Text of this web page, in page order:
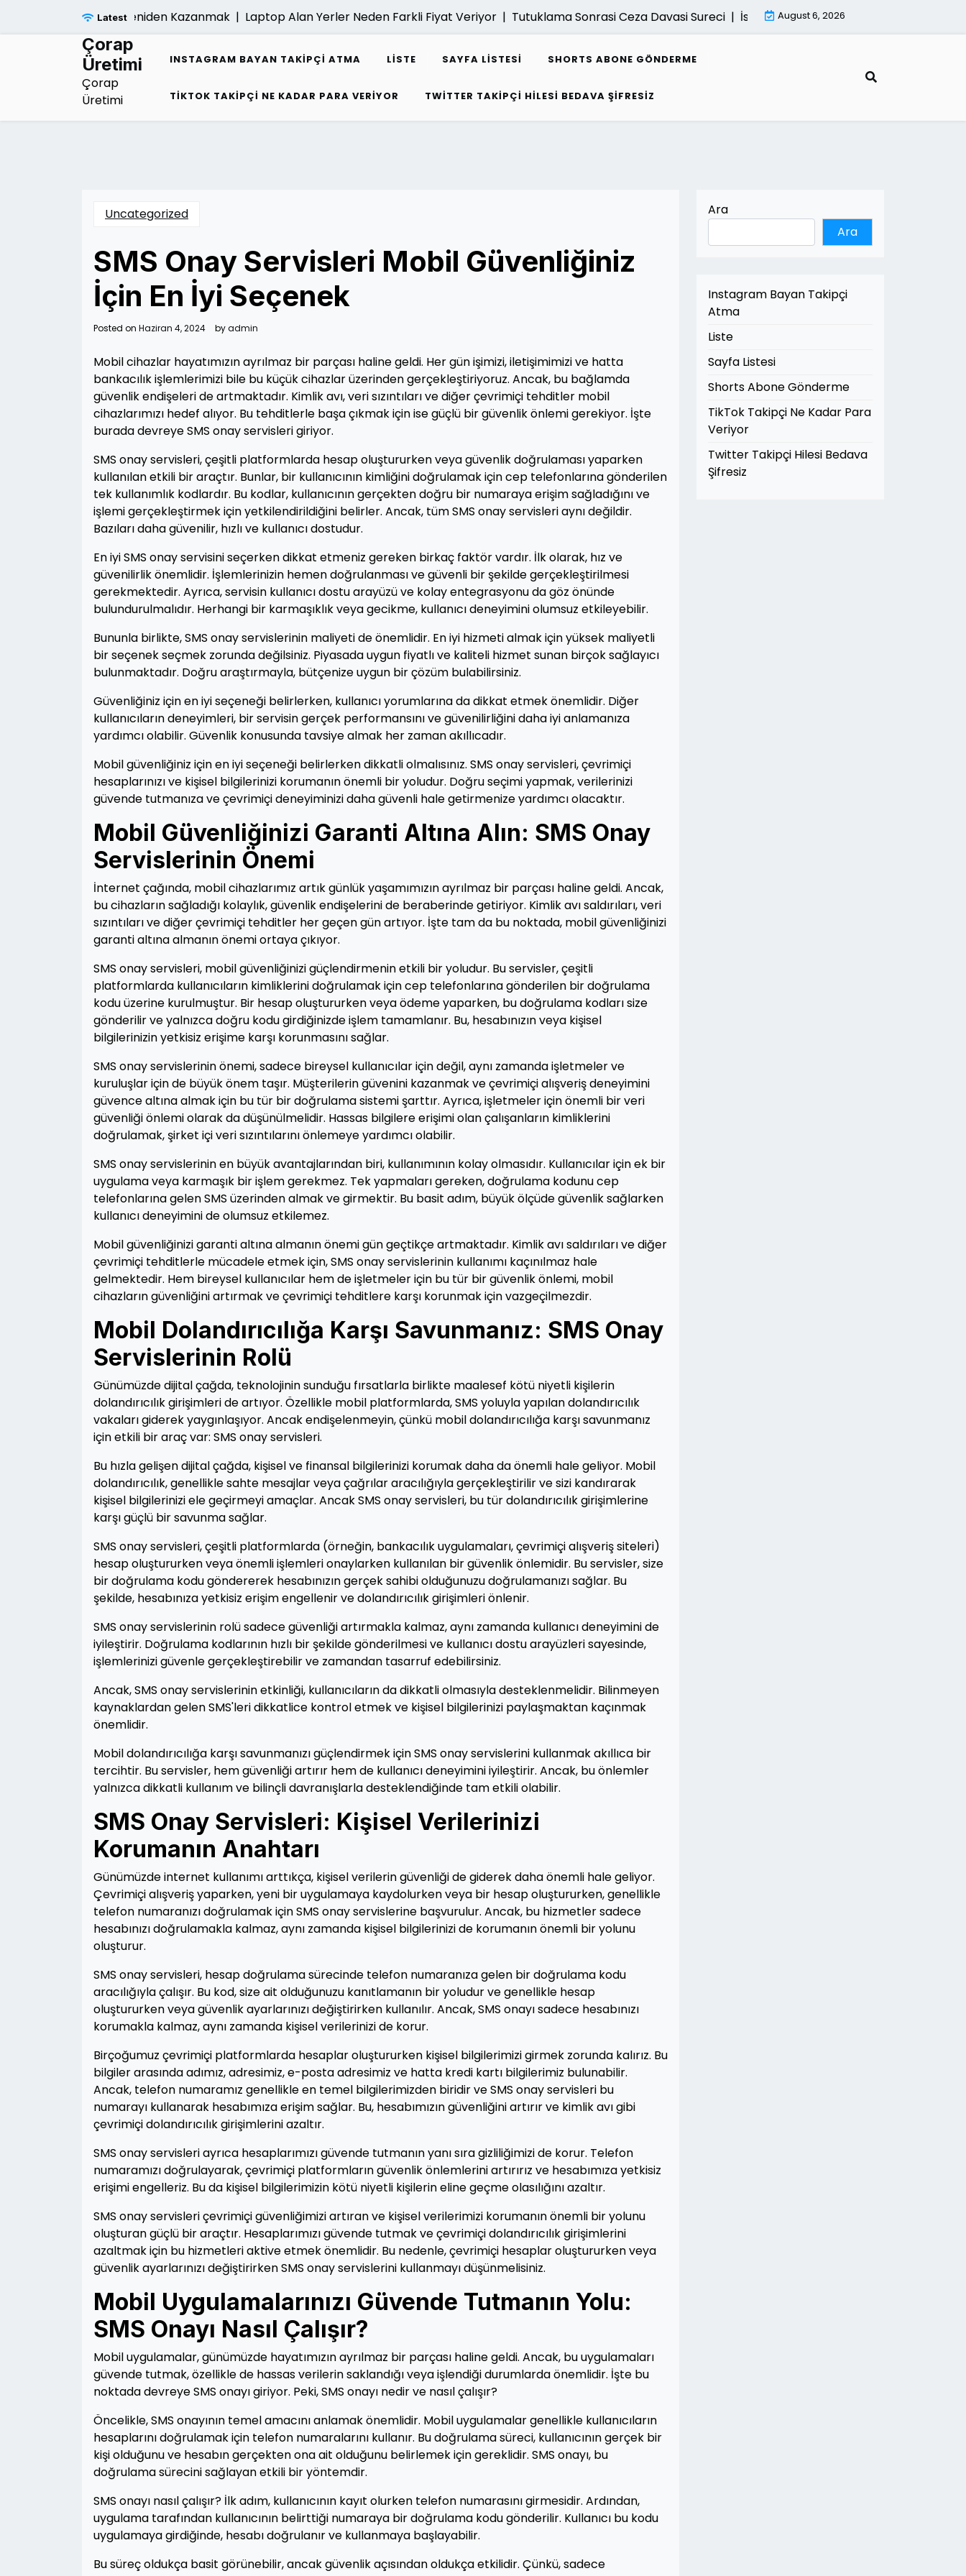
Latest
Sonrasi Umudu Yeniden Kazanmak |Laptop Alan Yerler Neden Farkli Fiyat Veriyor |Tutuklama Sonrasi Ceza Davasi Sureci |İsletmeler İcin Dijital Donusum Rehberi |
August 6, 2026
Çorap
Üretimi
Çorap
Üretimi
INSTAGRAM BAYAN TAKIPÇI ATMA LISTE SAYFA LISTESI SHORTS ABONE GÖNDERME
TIKTOK TAKIPÇI NE KADAR PARA VERIYOR TWITTER TAKIPÇI HILESI BEDAVA ŞIFRESIZ
Uncategorized
SMS Onay Servisleri Mobil Güvenliğiniz
İçin En İyi Seçenek
Posted on Haziran 4, 2024 byadmin
Mobil cihazlar hayatımızın ayrılmaz bir parçası haline geldi. Her gün işimizi, iletişimimizi ve hatta
bankacılık işlemlerimizi bile bu küçük cihazlar üzerinden gerçekleştiriyoruz. Ancak, bu bağlamda
güvenlik endişeleri de artmaktadır. Kimlik avı, veri sızıntıları ve diğer çevrimiçi tehditler mobil
cihazlarımızı hedef alıyor. Bu tehditlerle başa çıkmak için ise güçlü bir güvenlik önlemi gerekiyor. İşte
burada devreye SMS onay servisleri giriyor.
SMS onay servisleri, çeşitli platformlarda hesap oluştururken veya güvenlik doğrulaması yaparken
kullanılan etkili bir araçtır. Bunlar, bir kullanıcının kimliğini doğrulamak için cep telefonlarına gönderilen
tek kullanımlık kodlardır. Bu kodlar, kullanıcının gerçekten doğru bir numaraya erişim sağladığını ve
işlemi gerçekleştirmek için yetkilendirildiğini belirler. Ancak, tüm SMS onay servisleri aynı değildir.
Bazıları daha güvenilir, hızlı ve kullanıcı dostudur.
En iyi SMS onay servisini seçerken dikkat etmeniz gereken birkaç faktör vardır. İlk olarak, hız ve
güvenilirlik önemlidir. İşlemlerinizin hemen doğrulanması ve güvenli bir şekilde gerçekleştirilmesi
gerekmektedir. Ayrıca, servisin kullanıcı dostu arayüzü ve kolay entegrasyonu da göz önünde
bulundurulmalıdır. Herhangi bir karmaşıklık veya gecikme, kullanıcı deneyimini olumsuz etkileyebilir.
Bununla birlikte, SMS onay servislerinin maliyeti de önemlidir. En iyi hizmeti almak için yüksek maliyetli
bir seçenek seçmek zorunda değilsiniz. Piyasada uygun fiyatlı ve kaliteli hizmet sunan birçok sağlayıcı
bulunmaktadır. Doğru araştırmayla, bütçenize uygun bir çözüm bulabilirsiniz.
Güvenliğiniz için en iyi seçeneği belirlerken, kullanıcı yorumlarına da dikkat etmek önemlidir. Diğer
kullanıcıların deneyimleri, bir servisin gerçek performansını ve güvenilirliğini daha iyi anlamanıza
yardımcı olabilir. Güvenlik konusunda tavsiye almak her zaman akıllıcadır.
Mobil güvenliğiniz için en iyi seçeneği belirlerken dikkatli olmalısınız. SMS onay servisleri, çevrimiçi
hesaplarınızı ve kişisel bilgilerinizi korumanın önemli bir yoludur. Doğru seçimi yapmak, verilerinizi
güvende tutmanıza ve çevrimiçi deneyiminizi daha güvenli hale getirmenize yardımcı olacaktır.
Mobil Güvenliğinizi Garanti Altına Alın: SMS Onay
Servislerinin Önemi
İnternet çağında, mobil cihazlarımız artık günlük yaşamımızın ayrılmaz bir parçası haline geldi. Ancak,
bu cihazların sağladığı kolaylık, güvenlik endişelerini de beraberinde getiriyor. Kimlik avı saldırıları, veri
sızıntıları ve diğer çevrimiçi tehditler her geçen gün artıyor. İşte tam da bu noktada, mobil güvenliğinizi
garanti altına almanın önemi ortaya çıkıyor.
SMS onay servisleri, mobil güvenliğinizi güçlendirmenin etkili bir yoludur. Bu servisler, çeşitli
platformlarda kullanıcıların kimliklerini doğrulamak için cep telefonlarına gönderilen bir doğrulama
kodu üzerine kurulmuştur. Bir hesap oluştururken veya ödeme yaparken, bu doğrulama kodları size
gönderilir ve yalnızca doğru kodu girdiğinizde işlem tamamlanır. Bu, hesabınızın veya kişisel
bilgilerinizin yetkisiz erişime karşı korunmasını sağlar.
SMS onay servislerinin önemi, sadece bireysel kullanıcılar için değil, aynı zamanda işletmeler ve
kuruluşlar için de büyük önem taşır. Müşterilerin güvenini kazanmak ve çevrimiçi alışveriş deneyimini
güvence altına almak için bu tür bir doğrulama sistemi şarttır. Ayrıca, işletmeler için önemli bir veri
güvenliği önlemi olarak da düşünülmelidir. Hassas bilgilere erişimi olan çalışanların kimliklerini
doğrulamak, şirket içi veri sızıntılarını önlemeye yardımcı olabilir.
SMS onay servislerinin en büyük avantajlarından biri, kullanımının kolay olmasıdır. Kullanıcılar için ek bir
uygulama veya karmaşık bir işlem gerekmez. Tek yapmaları gereken, doğrulama kodunu cep
telefonlarına gelen SMS üzerinden almak ve girmektir. Bu basit adım, büyük ölçüde güvenlik sağlarken
kullanıcı deneyimini de olumsuz etkilemez.
Mobil güvenliğinizi garanti altına almanın önemi gün geçtikçe artmaktadır. Kimlik avı saldırıları ve diğer
çevrimiçi tehditlerle mücadele etmek için, SMS onay servislerinin kullanımı kaçınılmaz hale
gelmektedir. Hem bireysel kullanıcılar hem de işletmeler için bu tür bir güvenlik önlemi, mobil
cihazların güvenliğini artırmak ve çevrimiçi tehditlere karşı korunmak için vazgeçilmezdir.
Mobil Dolandırıcılığa Karşı Savunmanız: SMS Onay
Servislerinin Rolü
Günümüzde dijital çağda, teknolojinin sunduğu fırsatlarla birlikte maalesef kötü niyetli kişilerin
dolandırıcılık girişimleri de artıyor. Özellikle mobil platformlarda, SMS yoluyla yapılan dolandırıcılık
vakaları giderek yaygınlaşıyor. Ancak endişelenmeyin, çünkü mobil dolandırıcılığa karşı savunmanız
için etkili bir araç var: SMS onay servisleri.
Bu hızla gelişen dijital çağda, kişisel ve finansal bilgilerinizi korumak daha da önemli hale geliyor. Mobil
dolandırıcılık, genellikle sahte mesajlar veya çağrılar aracılığıyla gerçekleştirilir ve sizi kandırarak
kişisel bilgilerinizi ele geçirmeyi amaçlar. Ancak SMS onay servisleri, bu tür dolandırıcılık girişimlerine
karşı güçlü bir savunma sağlar.
SMS onay servisleri, çeşitli platformlarda (örneğin, bankacılık uygulamaları, çevrimiçi alışveriş siteleri)
hesap oluştururken veya önemli işlemleri onaylarken kullanılan bir güvenlik önlemidir. Bu servisler, size
bir doğrulama kodu göndererek hesabınızın gerçek sahibi olduğunuzu doğrulamanızı sağlar. Bu
şekilde, hesabınıza yetkisiz erişim engellenir ve dolandırıcılık girişimleri önlenir.
SMS onay servislerinin rolü sadece güvenliği artırmakla kalmaz, aynı zamanda kullanıcı deneyimini de
iyileştirir. Doğrulama kodlarının hızlı bir şekilde gönderilmesi ve kullanıcı dostu arayüzleri sayesinde,
işlemlerinizi güvenle gerçekleştirebilir ve zamandan tasarruf edebilirsiniz.
Ancak, SMS onay servislerinin etkinliği, kullanıcıların da dikkatli olmasıyla desteklenmelidir. Bilinmeyen
kaynaklardan gelen SMS'leri dikkatlice kontrol etmek ve kişisel bilgilerinizi paylaşmaktan kaçınmak
önemlidir.
Mobil dolandırıcılığa karşı savunmanızı güçlendirmek için SMS onay servislerini kullanmak akıllıca bir
tercihtir. Bu servisler, hem güvenliği artırır hem de kullanıcı deneyimini iyileştirir. Ancak, bu önlemler
yalnızca dikkatli kullanım ve bilinçli davranışlarla desteklendiğinde tam etkili olabilir.
SMS Onay Servisleri: Kişisel Verilerinizi
Korumanın Anahtarı
Günümüzde internet kullanımı arttıkça, kişisel verilerin güvenliği de giderek daha önemli hale geliyor.
Çevrimiçi alışveriş yaparken, yeni bir uygulamaya kaydolurken veya bir hesap oluştururken, genellikle
telefon numaranızı doğrulamak için SMS onay servislerine başvurulur. Ancak, bu hizmetler sadece
hesabınızı doğrulamakla kalmaz, aynı zamanda kişisel bilgilerinizi de korumanın önemli bir yolunu
oluşturur.
SMS onay servisleri, hesap doğrulama sürecinde telefon numaranıza gelen bir doğrulama kodu
aracılığıyla çalışır. Bu kod, size ait olduğunuzu kanıtlamanın bir yoludur ve genellikle hesap
oluştururken veya güvenlik ayarlarınızı değiştirirken kullanılır. Ancak, SMS onayı sadece hesabınızı
korumakla kalmaz, aynı zamanda kişisel verilerinizi de korur.
Birçoğumuz çevrimiçi platformlarda hesaplar oluştururken kişisel bilgilerimizi girmek zorunda kalırız. Bu
bilgiler arasında adımız, adresimiz, e-posta adresimiz ve hatta kredi kartı bilgilerimiz bulunabilir.
Ancak, telefon numaramız genellikle en temel bilgilerimizden biridir ve SMS onay servisleri bu
numarayı kullanarak hesabımıza erişim sağlar. Bu, hesabımızın güvenliğini artırır ve kimlik avı gibi
çevrimiçi dolandırıcılık girişimlerini azaltır.
SMS onay servisleri ayrıca hesaplarımızı güvende tutmanın yanı sıra gizliliğimizi de korur. Telefon
numaramızı doğrulayarak, çevrimiçi platformların güvenlik önlemlerini artırırız ve hesabımıza yetkisiz
erişimi engelleriz. Bu da kişisel bilgilerimizin kötü niyetli kişilerin eline geçme olasılığını azaltır.
SMS onay servisleri çevrimiçi güvenliğimizi artıran ve kişisel verilerimizi korumanın önemli bir yolunu
oluşturan güçlü bir araçtır. Hesaplarımızı güvende tutmak ve çevrimiçi dolandırıcılık girişimlerini
azaltmak için bu hizmetleri aktive etmek önemlidir. Bu nedenle, çevrimiçi hesaplar oluştururken veya
güvenlik ayarlarınızı değiştirirken SMS onay servislerini kullanmayı düşünmelisiniz.
Mobil Uygulamalarınızı Güvende Tutmanın Yolu:
SMS Onayı Nasıl Çalışır?
Mobil uygulamalar, günümüzde hayatımızın ayrılmaz bir parçası haline geldi. Ancak, bu uygulamaları
güvende tutmak, özellikle de hassas verilerin saklandığı veya işlendiği durumlarda önemlidir. İşte bu
noktada devreye SMS onayı giriyor. Peki, SMS onayı nedir ve nasıl çalışır?
Öncelikle, SMS onayının temel amacını anlamak önemlidir. Mobil uygulamalar genellikle kullanıcıların
hesaplarını doğrulamak için telefon numaralarını kullanır. Bu doğrulama süreci, kullanıcının gerçek bir
kişi olduğunu ve hesabın gerçekten ona ait olduğunu belirlemek için gereklidir. SMS onayı, bu
doğrulama sürecini sağlayan etkili bir yöntemdir.
SMS onayı nasıl çalışır? İlk adım, kullanıcının kayıt olurken telefon numarasını girmesidir. Ardından,
uygulama tarafından kullanıcının belirttiği numaraya bir doğrulama kodu gönderilir. Kullanıcı bu kodu
uygulamaya girdiğinde, hesabı doğrulanır ve kullanmaya başlayabilir.
Bu süreç oldukça basit görünebilir, ancak güvenlik açısından oldukça etkilidir. Çünkü, sadece
Ara
Ara
Instagram Bayan Takipçi
Atma
Liste
Sayfa Listesi
Shorts Abone Gönderme
TikTok Takipçi Ne Kadar Para
Veriyor
Twitter Takipçi Hilesi Bedava
Şifresiz